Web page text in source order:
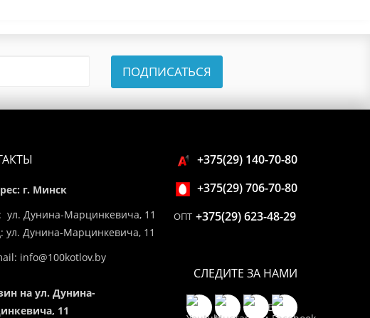
ПОДПИСАТЬСЯ
г. Минск
ул. Дунина-Марцинкевича, 11
ул. Дунина-Марцинкевича, 11
info@100kotlov.by
на ул. Дунина-
11
+375(29) 140-70-80
+375(29) 706-70-80
ОПТ +375(29) 623-48-29
СЛЕДИТЕ ЗА НАМИ